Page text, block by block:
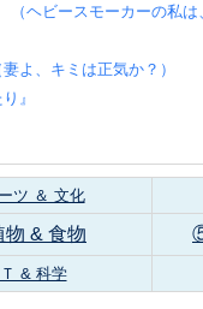
ヘビースモーカーの私は
よ、キミは正気か？）
』
ツ ＆ 文化
& 食物
& 科学